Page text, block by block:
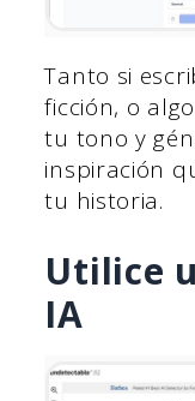
Tanto si
ficción, o
tu tono y
inspiración
tu historia.
Utilice
IA